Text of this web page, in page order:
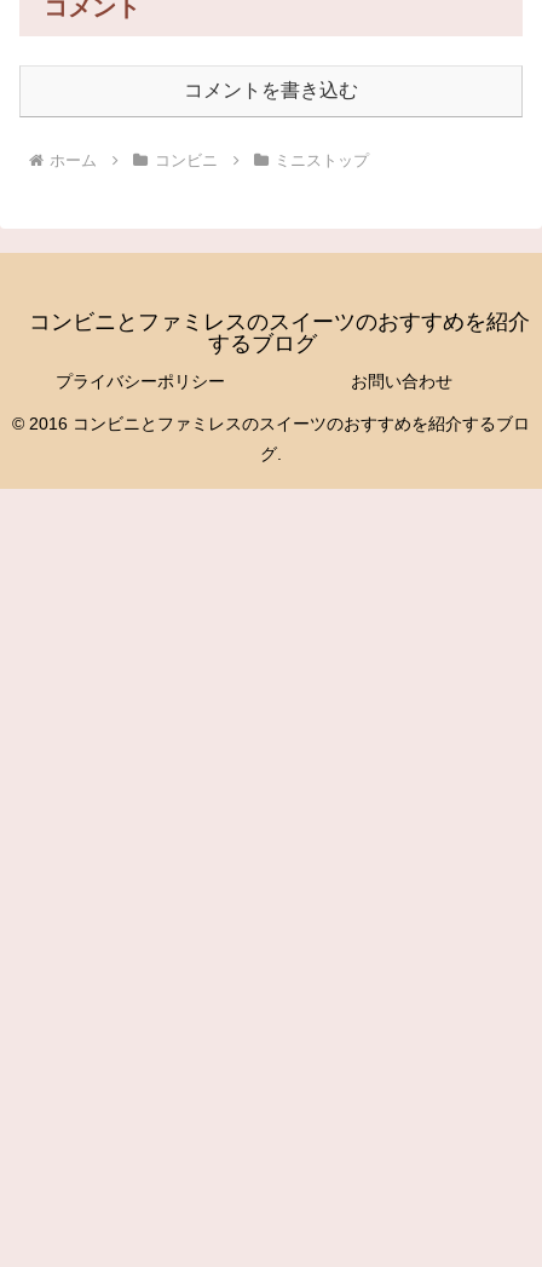
コメント
コメントを書き込む
ホーム コンビニ ミニストップ
コンビニとファミレスのスイーツのおすすめを紹介
するブログ
プライバシーポリシー お問い合わせ
© 2016 コンビニとファミレスのスイーツのおすすめを紹介するブロ
グ.